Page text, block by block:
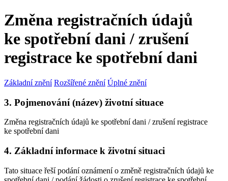
Změna registračních údajů
ke spotřební dani / zrušení
registrace ke spotřební dani
Základní znění Rozšířené znění Úplné znění
3. Pojmenování (název) životní situace
Změna registračních údajů ke spotřební dani / zrušení registrace
ke spotřební dani
4. Základní informace k životní situaci
Tato situace řeší podání oznámení o změně registračních údajů ke